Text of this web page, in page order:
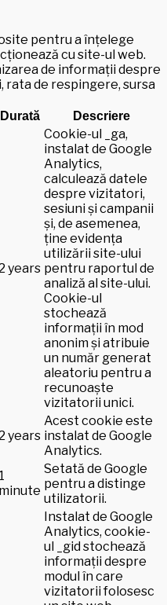
pentru a înțelege
cu site-ul web.
de informații despre
rata de respingere, sursa
Durată Descriere
years
Cookie-ul _ga,
instalat de Google
Analytics,
calculează datele
despre vizitatori,
sesiuni și campanii
și, de asemenea,
ține evidența
utilizării site-ului
pentru raportul de
analiză al site-ului.
Cookie-ul
stochează
informații în mod
anonim și atribuie
un număr generat
aleatoriu pentru a
recunoaște
vizitatorii unici.
years
Acest cookie este
instalat de Google
Analytics.
1
minute
Setată de Google
pentru a distinge
utilizatorii.
Instalat de Google
Analytics, cookie-
ul _gid stochează
informații despre
modul în care
vizitatorii folosesc